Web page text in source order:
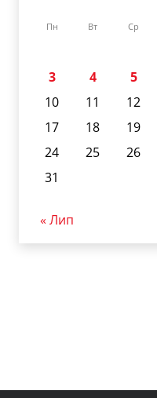
Пн Вт Ср
3
4 5
10
11 12
17
18 19
24
25 26
31
« Лип